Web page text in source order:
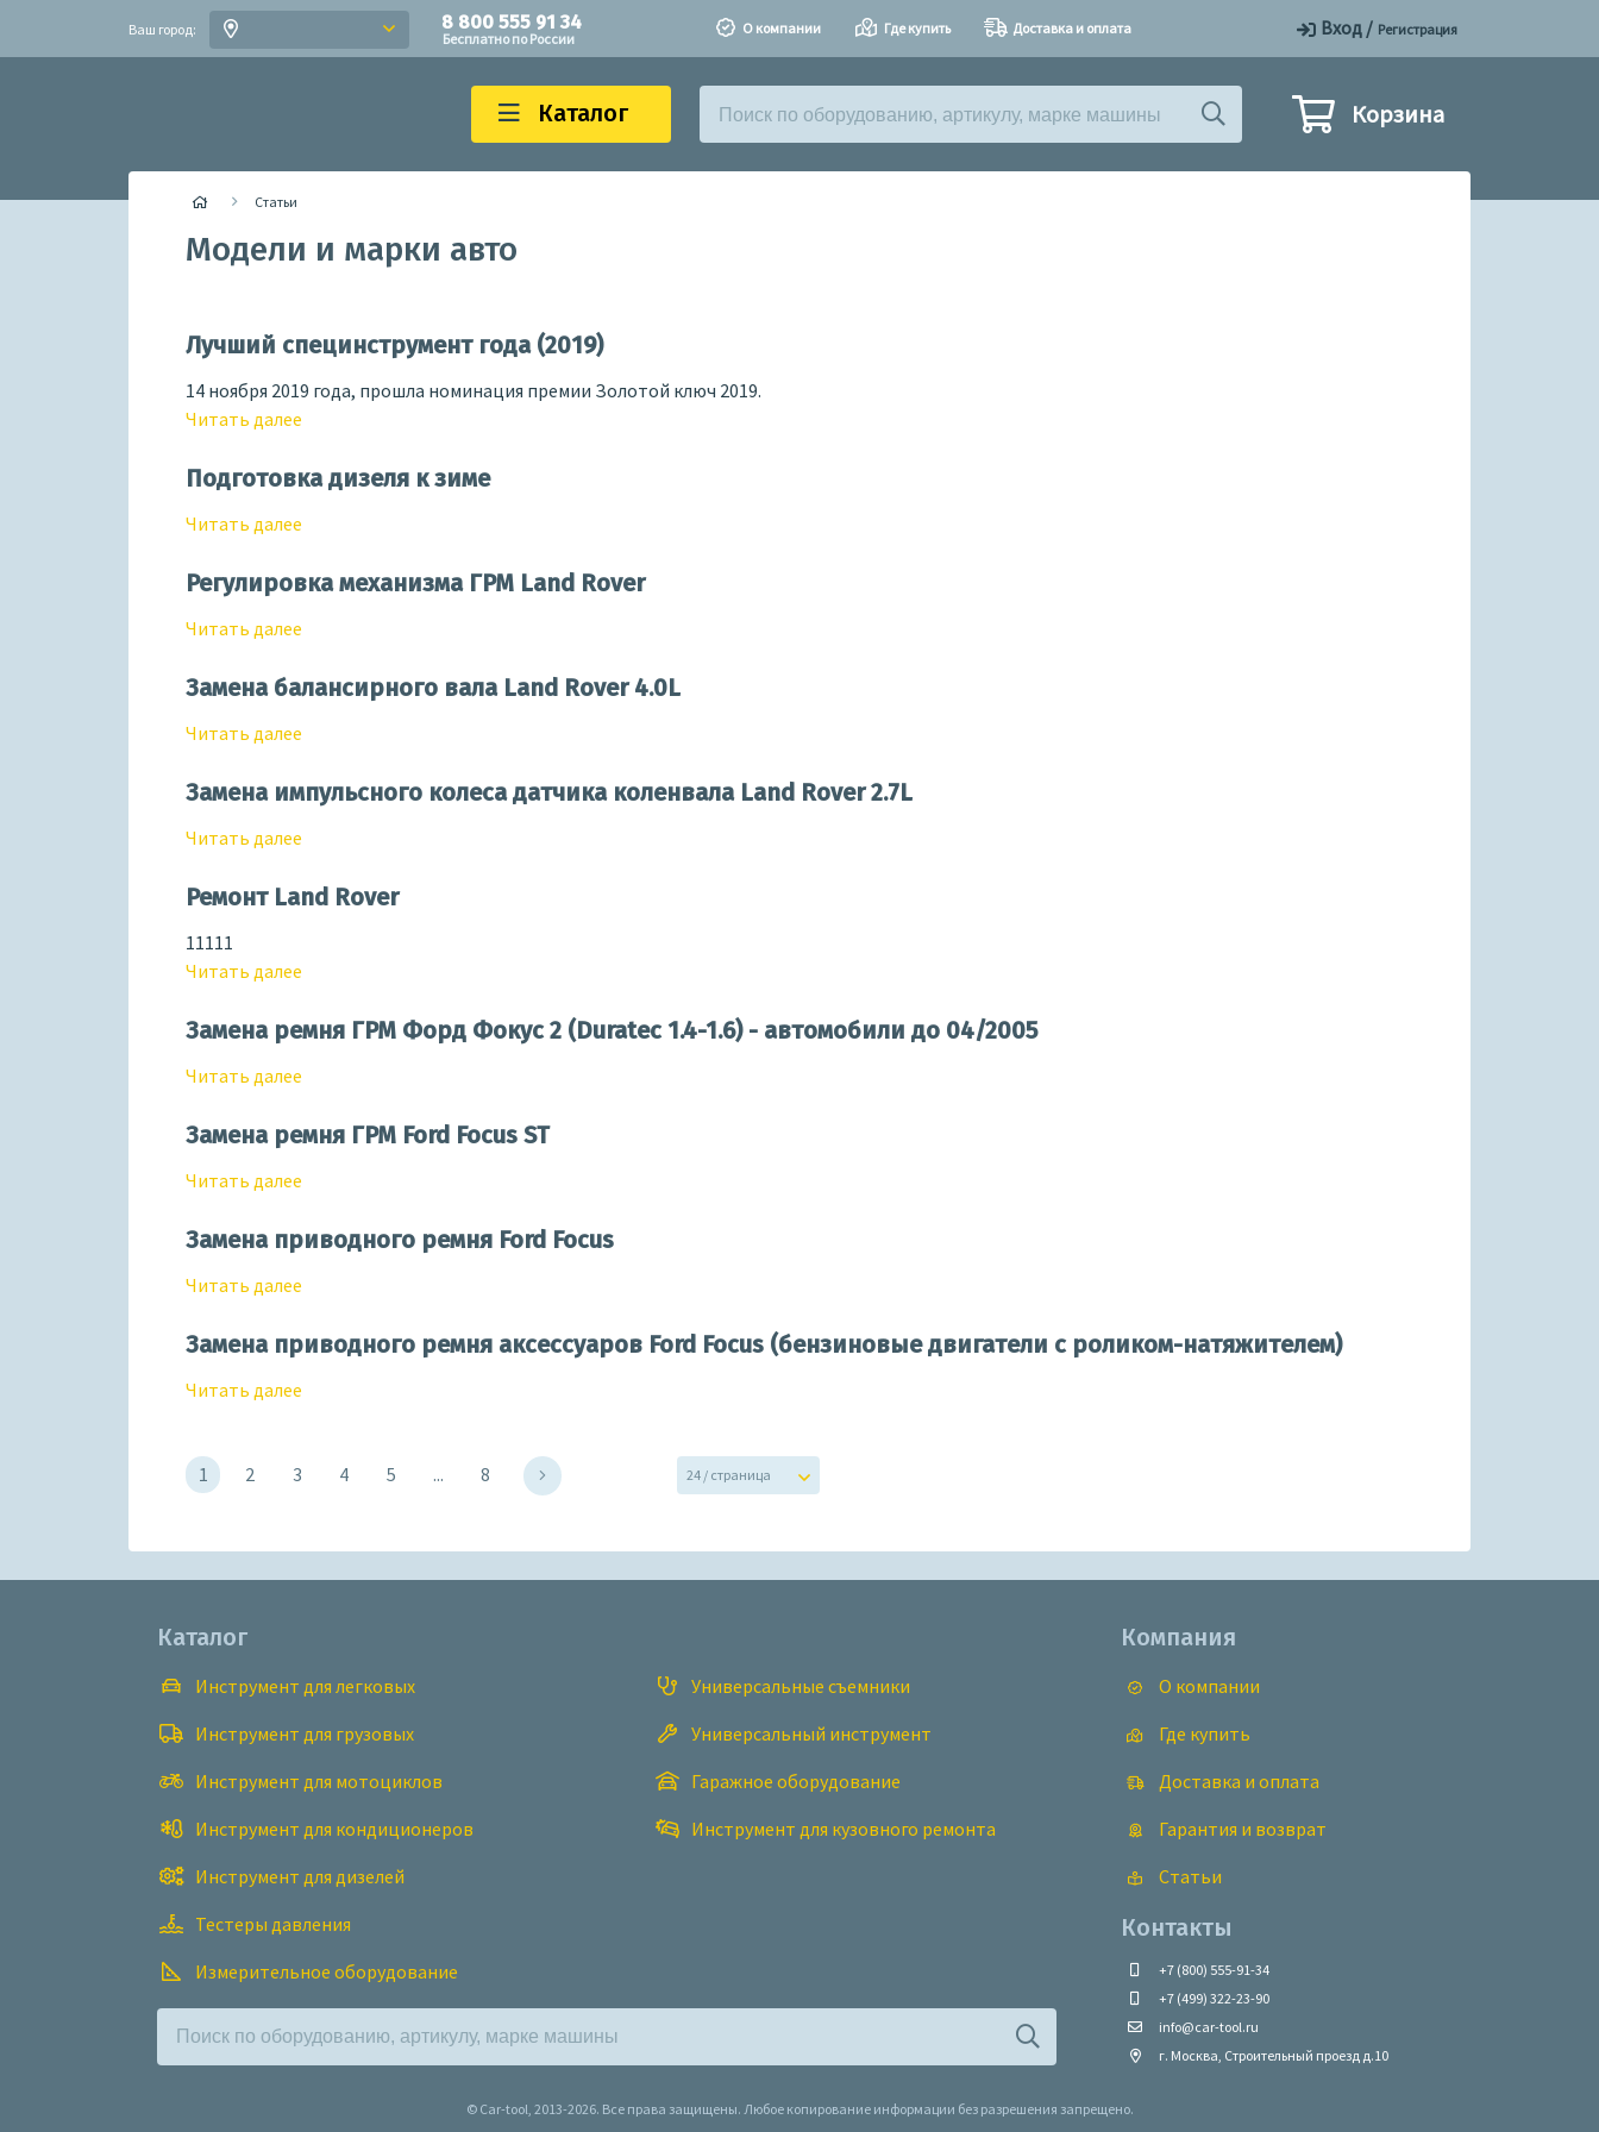
Ваш город: 8 800 555 91 34
Бесплатно по России Вход / Регистрация
О компании Где купить Доставка и оплата
Каталог Корзина
Статьи
Модели и марки авто
Лучший специнструмент года (2019)
14 ноября 2019 года, прошла номинация премии Золотой ключ 2019.
Читать далее
Подготовка дизеля к зиме
Читать далее
Регулировка механизма ГРМ Land Rover
Читать далее
Замена балансирного вала Land Rover 4.0L
Читать далее
Замена импульсного колеса датчика коленвала Land Rover 2.7L
Читать далее
Ремонт Land Rover
11111
Читать далее
Замена ремня ГРМ Форд Фокус 2 (Duratec 1.4-1.6) - автомобили до 04/2005
Читать далее
Замена ремня ГРМ Ford Focus ST
Читать далее
Замена приводного ремня Ford Focus
Читать далее
Замена приводного ремня аксессуаров Ford Focus (бензиновые двигатели с роликом-натяжителем)
Читать далее
1 2 3 4 5 ... 8 24 / страница
Каталог
Инструмент для легковых
Инструмент для грузовых
Инструмент для мотоциклов
Инструмент для кондиционеров
Инструмент для дизелей
Тестеры давления
Измерительное оборудование
Универсальные съемники
Универсальный инструмент
Гаражное оборудование
Инструмент для кузовного ремонта
Компания
О компании
Где купить
Доставка и оплата
Гарантия и возврат
Статьи
Контакты
+7 (800) 555-91-34
+7 (499) 322-23-90
info@car-tool.ru
г. Москва, Строительный проезд д.10
© Car-tool, 2013-2026. Все права защищены. Любое копирование информации без разрешения запрещено.